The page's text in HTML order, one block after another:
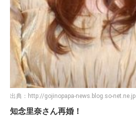
出典： http://gojinopapa-news.blog.so-net.ne.jp
知念里奈さん再婚！